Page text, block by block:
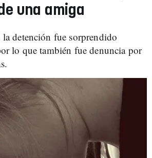
una amiga
detención fue sorprendido
lo que también fue denuncia por